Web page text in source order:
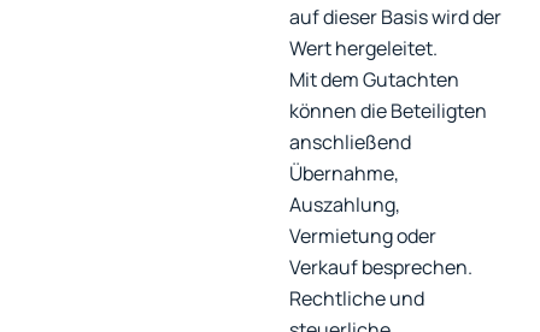
auf dieser Basis wird der
Wert hergeleitet.
Mit dem Gutachten
können die Beteiligten
anschließend
Übernahme,
Auszahlung,
Vermietung oder
Verkauf besprechen.
Rechtliche und